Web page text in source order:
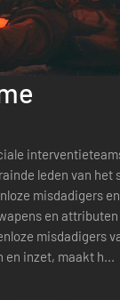
leden van
misdadigers
en
misdadigers
inzet, maakt h...